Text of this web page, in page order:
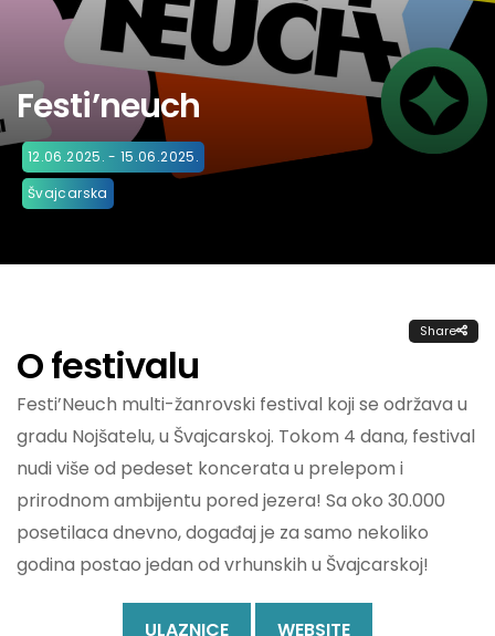
Festi’neuch
12.06.2025. - 15.06.2025.
Švajcarska
Share
O festivalu
Festi’Neuch multi-žanrovski festival koji se održava u
gradu Nojšatelu, u Švajcarskoj. Tokom 4 dana, festival
nudi više od pedeset koncerata u prelepom i
prirodnom ambijentu pored jezera! Sa oko 30.000
posetilaca dnevno, događaj je za samo nekoliko
godina postao jedan od vrhunskih u Švajcarskoj!
ULAZNICE WEBSITE